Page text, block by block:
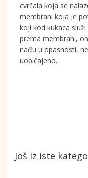
cvrčala koja se
membrani koja je
koji kod kukaca
prema membrani,
nađu u opasnosti,
uobičajeno.
Još iz iste